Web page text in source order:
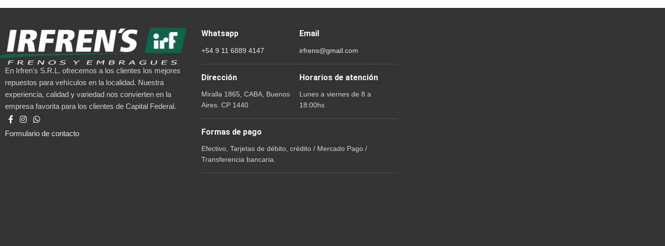
En Irfren's S.R.L. ofrecemos a los clientes los mejores
repuestos para vehículos en la localidad. Nuestra
experiencia, calidad y variedad nos convierten en la
empresa favorita para los clientes de Capital Federal.
Formulario de contacto
Whatsapp
+54 9 11 6889 4147
Email
irfrens@gmail.com
Dirección
Miralla 1865, CABA, Buenos
Aires. CP 1440
Horarios de atención
Lunes a viernes de 8 a
18:00hs
Formas de pago
Efectivo, Tarjetas de débito, crédito / Mercado Pago /
Transferencia bancaria.